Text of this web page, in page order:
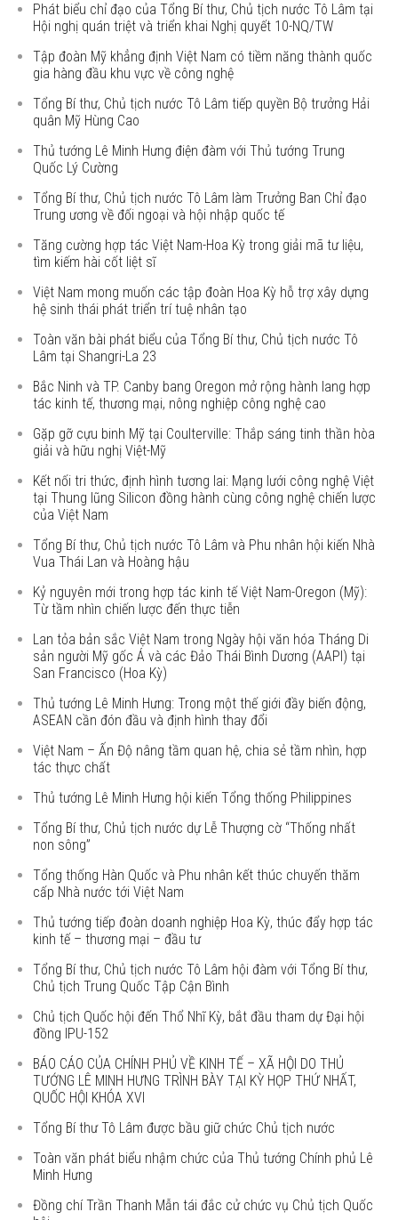
Phát biểu chỉ đạo của Tổng Bí thư, Chủ tịch nước Tô Lâm tại
Hội nghị quán triệt và triển khai Nghị quyết 10-NQ/TW
Tập đoàn Mỹ khẳng định Việt Nam có tiềm năng thành quốc
gia hàng đầu khu vực về công nghệ
Tổng Bí thư, Chủ tịch nước Tô Lâm tiếp quyền Bộ trưởng Hải
quân Mỹ Hùng Cao
Thủ tướng Lê Minh Hưng điện đàm với Thủ tướng Trung
Quốc Lý Cường
Tổng Bí thư, Chủ tịch nước Tô Lâm làm Trưởng Ban Chỉ đạo
Trung ương về đối ngoại và hội nhập quốc tế
Tăng cường hợp tác Việt Nam-Hoa Kỳ trong giải mã tư liệu,
tìm kiếm hài cốt liệt sĩ
Việt Nam mong muốn các tập đoàn Hoa Kỳ hỗ trợ xây dựng
hệ sinh thái phát triển trí tuệ nhân tạo
Toàn văn bài phát biểu của Tổng Bí thư, Chủ tịch nước Tô
Lâm tại Shangri-La 23
Bắc Ninh và TP. Canby bang Oregon mở rộng hành lang hợp
tác kinh tế, thương mại, nông nghiệp công nghệ cao
Gặp gỡ cựu binh Mỹ tại Coulterville: Thắp sáng tinh thần hòa
giải và hữu nghị Việt-Mỹ
Kết nối tri thức, định hình tương lai: Mạng lưới công nghệ Việt
tại Thung lũng Silicon đồng hành cùng công nghệ chiến lược
của Việt Nam
Tổng Bí thư, Chủ tịch nước Tô Lâm và Phu nhân hội kiến Nhà
Vua Thái Lan và Hoàng hậu
Kỷ nguyên mới trong hợp tác kinh tế Việt Nam-Oregon (Mỹ):
Từ tầm nhìn chiến lược đến thực tiễn
Lan tỏa bản sắc Việt Nam trong Ngày hội văn hóa Tháng Di
sản người Mỹ gốc Á và các Đảo Thái Bình Dương (AAPI) tại
San Francisco (Hoa Kỳ)
Thủ tướng Lê Minh Hưng: Trong một thế giới đầy biến động,
ASEAN cần đón đầu và định hình thay đổi
Việt Nam – Ấn Độ nâng tầm quan hệ, chia sẻ tầm nhìn, hợp
tác thực chất
Thủ tướng Lê Minh Hưng hội kiến Tổng thống Philippines
Tổng Bí thư, Chủ tịch nước dự Lễ Thượng cờ “Thống nhất
non sông”
Tổng thống Hàn Quốc và Phu nhân kết thúc chuyến thăm
cấp Nhà nước tới Việt Nam
Thủ tướng tiếp đoàn doanh nghiệp Hoa Kỳ, thúc đẩy hợp tác
kinh tế – thương mại – đầu tư
Tổng Bí thư, Chủ tịch nước Tô Lâm hội đàm với Tổng Bí thư,
Chủ tịch Trung Quốc Tập Cận Bình
Chủ tịch Quốc hội đến Thổ Nhĩ Kỳ, bắt đầu tham dự Đại hội
đồng IPU-152
BÁO CÁO CỦA CHÍNH PHỦ VỀ KINH TẾ – XÃ HỘI DO THỦ
TƯỚNG LÊ MINH HƯNG TRÌNH BÀY TẠI KỲ HỌP THỨ NHẤT,
QUỐC HỘI KHÓA XVI
Tổng Bí thư Tô Lâm được bầu giữ chức Chủ tịch nước
Toàn văn phát biểu nhậm chức của Thủ tướng Chính phủ Lê
Minh Hưng
Đồng chí Trần Thanh Mẫn tái đắc cử chức vụ Chủ tịch Quốc